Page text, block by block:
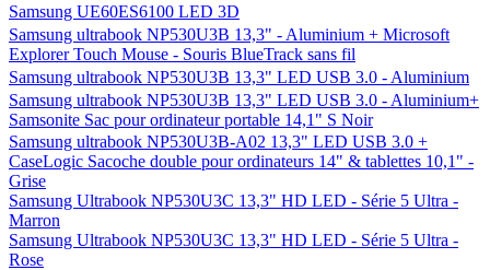
Samsung UE60ES6100 LED 3D
Samsung ultrabook NP530U3B 13,3" - Aluminium + Microsoft
Explorer Touch Mouse - Souris BlueTrack sans fil
Samsung ultrabook NP530U3B 13,3" LED USB 3.0 - Aluminium
Samsung ultrabook NP530U3B 13,3" LED USB 3.0 - Aluminium+
Samsonite Sac pour ordinateur portable 14,1" S Noir
Samsung ultrabook NP530U3B-A02 13,3" LED USB 3.0 +
CaseLogic Sacoche double pour ordinateurs 14" & tablettes 10,1" -
Grise
Samsung Ultrabook NP530U3C 13,3" HD LED - Série 5 Ultra -
Marron
Samsung Ultrabook NP530U3C 13,3" HD LED - Série 5 Ultra -
Rose